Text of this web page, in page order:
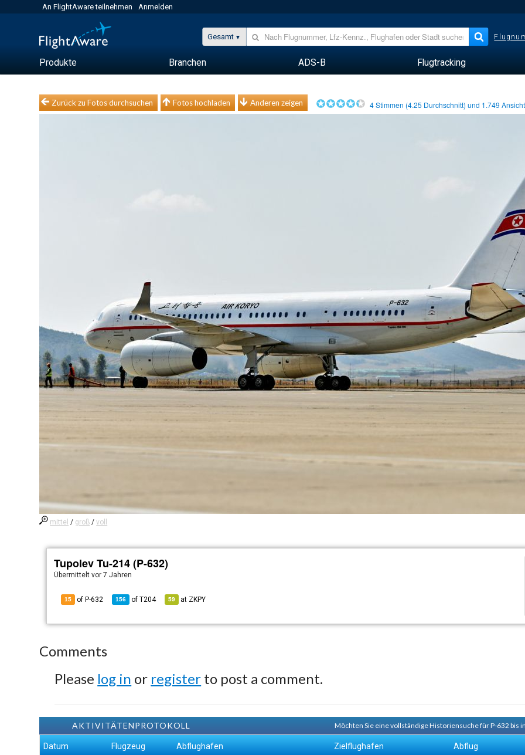
An FlightAware teilnehmen Anmelden
Gesamt
Produkte Branchen ADS-B Flugtracking
Zurück zu Fotos durchsuchen Fotos hochladen Anderen zeigen 4Stimmen (4.25 Durchschnitt) und 1.749
mittel / groß /voll
Tupolev Tu-214 (P-632)
Übermitteltvor 7 Jahren
15 of P-632 156 ofT204 59 at ZKPY
Comments
Please log in or register to post a comment.
AKTIVITÄTENPROTOKOLL Möchten Sie eine vollständige Historiensuche für P-632 bis
Datum Flugzeug Abflughafen Zielflughafen Abflug